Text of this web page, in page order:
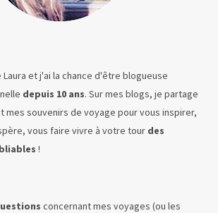
Laura et j'ai la chance d'être blogueuse
depuis 10 ans. Sur mes blogs, je partage
mes souvenirs de voyage pour vous inspirer,
vous faire vivre à votre tour des
!
concernant mes voyages (ou les